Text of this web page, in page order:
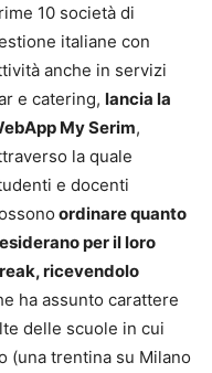
10 società di
italiane con
anche in servizi
e catering, lancia la
My Serim,
la quale
e docenti
ordinare quanto
per il loro
ricevendolo
ha assunto carattere
delle scuole in cui
(una trentina su Milano